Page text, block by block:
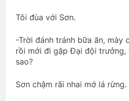
TIẾNG SÚNG
Tôi đùa với Sơn.
-Trời đánh tránh bữa ăn, mày
rồi mới đi gặp Đại đội trưởng,
sao?
Sơn chậm rãi nhai mớ lá rừng.